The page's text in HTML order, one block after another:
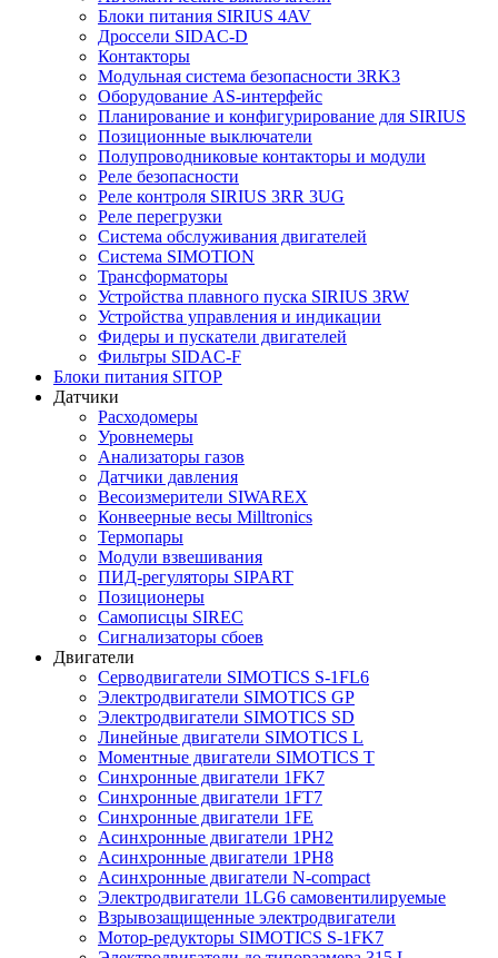
Блоки питания SIRIUS 4AV
Дроссели SIDAC-D
Контакторы
Модульная система безопасности 3RK3
Оборудование AS-интерфейс
Планирование и конфигурирование для SIRIUS
Позиционные выключатели
Полупроводниковые контакторы и модули
Реле безопасности
Реле контроля SIRIUS 3RR 3UG
Реле перегрузки
Сиcтема обслуживания двигателей
Система SIMOTION
Трансформаторы
Устройства плавного пуска SIRIUS 3RW
Устройства управления и индикации
Фидеры и пускатели двигателей
Фильтры SIDAC-F
Блоки питания SITOP
Датчики
Расходомеры
Уровнемеры
Анализаторы газов
Датчики давления
Весоизмерители SIWAREX
Конвеерные весы Milltronics
Термопары
Модули взвешивания
ПИД-регуляторы SIPART
Позиционеры
Самописцы SIREC
Сигнализаторы сбоев
Двигатели
Серводвигатели SIMOTICS S-1FL6
Электродвигатели SIMOTICS GP
Электродвигатели SIMOTICS SD
Линейные двигатели SIMOTICS L
Моментные двигатели SIMOTICS T
Синхронные двигатели 1FK7
Синхронные двигатели 1FT7
Синхронные двигатели 1FE
Асинхронные двигатели 1PH2
Асинхронные двигатели 1PH8
Асинхронные двигатели N-compact
Электродвигатели 1LG6 cамовентилируемые
Взрывозащищенные электродвигатели
Мотор-редукторы SIMOTICS S-1FK7